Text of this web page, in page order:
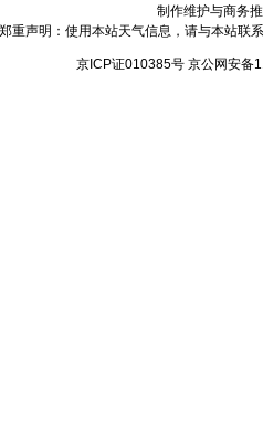
制作维护与商务
郑重声明：使用本站天气信息，请与本站联
京ICP证010385号 京公网安备